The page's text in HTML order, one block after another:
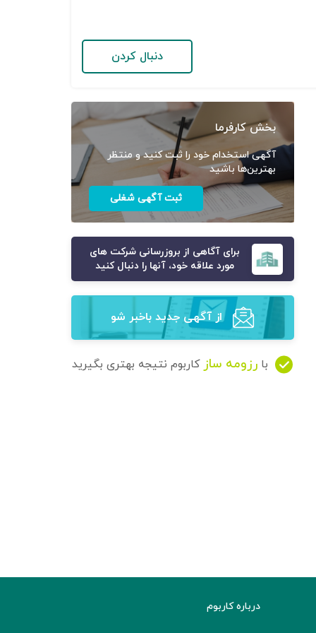
دنبال کردن
بخش کارفرما
آگهی استخدام خود را ثبت کنید و منتظر
بهترین‌ها باشید
ثبت آگهی شغلی
برای آگاهی از بروزرسانی شرکت های
مورد علاقه خود، آنها را دنبال کنید
از آگهی‌ جدید باخبر شو
با رزومه ساز کاربوم نتیجه بهتری بگیرید
درباره کاربوم